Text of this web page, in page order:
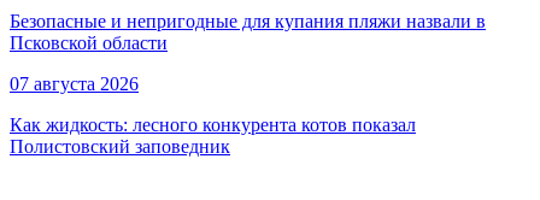
Безопасные и непригодные для купания пляжи назвали в
Псковской области
07 августа 2026
Как жидкость: лесного конкурента котов показал
Полистовский заповедник